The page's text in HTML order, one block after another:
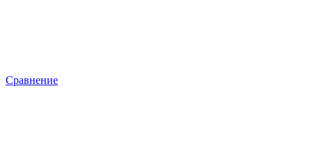
Сравнение